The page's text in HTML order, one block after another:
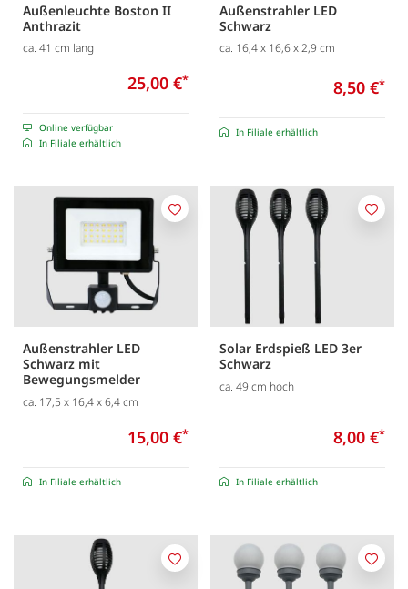
Außenleuchte Boston II
Anthrazit
ca. 41 cm lang
25,00 €*
Online verfügbar
In Filiale erhältlich
Außenstrahler LED
Schwarz
ca. 16,4 x 16,6 x 2,9 cm
8,50 €*
In Filiale erhältlich
Außenstrahler LED
Schwarz mit
Bewegungsmelder
ca. 17,5 x 16,4 x 6,4 cm
15,00 €*
In Filiale erhältlich
Merken
Solar Erdspieß LED 3er
Schwarz
ca. 49 cm hoch
8,00 €*
In Filiale erhältlich
Merken